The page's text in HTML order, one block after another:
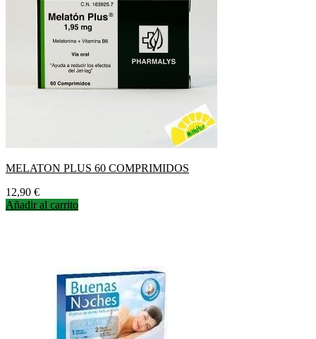
MELATON PLUS 60 COMPRIMIDOS
Precio
12,90 €
Añadir al carrito